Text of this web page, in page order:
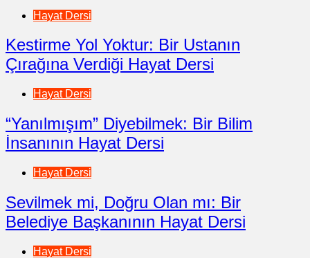
Hayat Dersi
Kestirme Yol Yoktur: Bir Ustanın
Çırağına Verdiği Hayat Dersi
Hayat Dersi
“Yanılmışım” Diyebilmek: Bir Bilim
İnsanının Hayat Dersi
Hayat Dersi
Sevilmek mi, Doğru Olan mı: Bir
Belediye Başkanının Hayat Dersi
Hayat Dersi